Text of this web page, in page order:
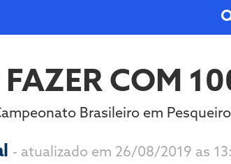
COM
Brasileiro em
- atualizado em 26/08/2019 as